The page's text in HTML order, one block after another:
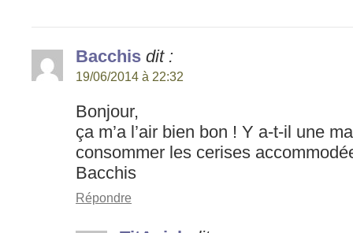
Bacchis dit :
19/06/2014 à 22:32
Bonjour,
ça m’a l’air bien bon ! Y a-t-il une
consommer les cerises
Bacchis
Répondre